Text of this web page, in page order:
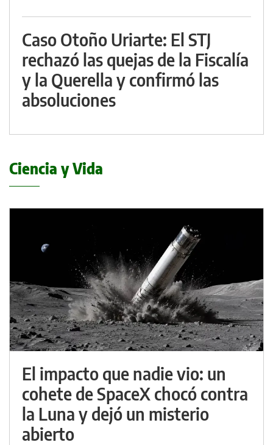
Caso Otoño Uriarte: El STJ
rechazó las quejas de la Fiscalía
y la Querella y confirmó las
absoluciones
Ciencia y Vida
El impacto que nadie vio: un
cohete de SpaceX chocó contra
la Luna y dejó un misterio
abierto